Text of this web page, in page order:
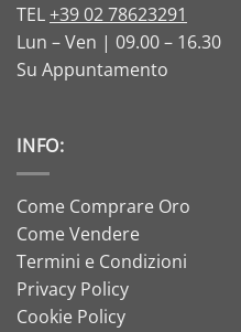
TEL+39 02 78623291
Lun – Ven | 09.00 – 16.30
Su Appuntamento
INFO:
Come Comprare Oro
Come Vendere
Termini e Condizioni
Privacy Policy
Cookie Policy